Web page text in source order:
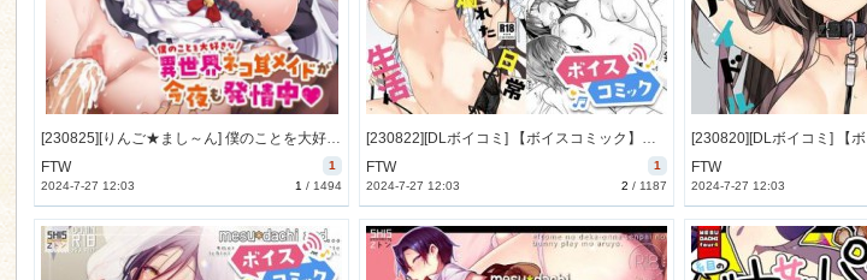
[230825][りんご★まし～ん] 僕のことを大好きな異世界ネコ耳メイドが今夜も発情中【アニメ版】 [418M] [RJ01085455]
1
FTW
1 / 1494
2024-7-27 12:03
[230822][DLボイコミ] 【ボイスコミック】女体化した俺の爛れた日常生活 [31M] [RJ01089153]
1
FTW
2 / 1187
2024-7-27 12:03
FTW
2024-7-27 12:03